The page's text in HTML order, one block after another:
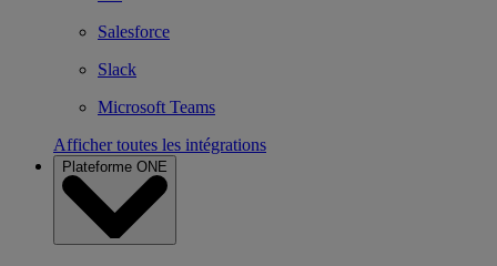
Salesforce
Slack
Microsoft Teams
Afficher toutes les intégrations
Plateforme ONE